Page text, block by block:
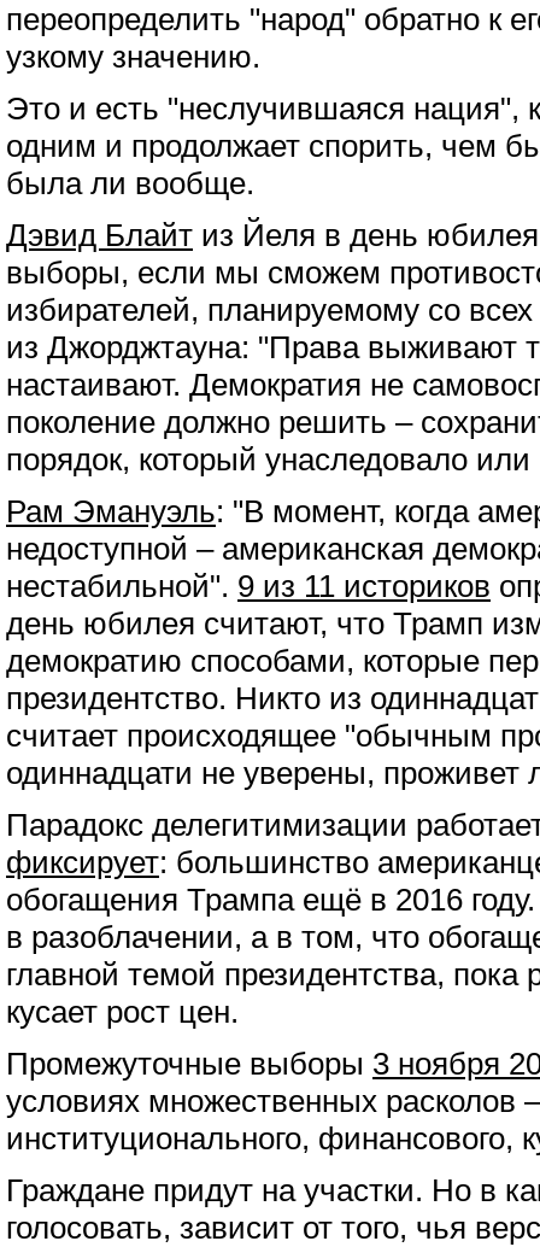
переопределить "народ" обратно к
узкому значению.
Это и есть "неслучившаяся нация",
одним и продолжает спорить, чем
была ли вообще.
Дэвид Блайт из Йеля в день
выборы, если мы сможем
избирателей, планируемому со
из Джорджтауна: "Права выживают
настаивают. Демократия не
поколение должно решить –
порядок, который унаследовало или
Рам Эмануэль: "В момент, когда
недоступной – американская
нестабильной". 9 из 11 историков
день юбилея считают, что Трамп
демократию способами, которые
президентство. Никто из
считает происходящее "обычным
одиннадцати не уверены, проживет
Парадокс делегитимизации
фиксирует: большинство
обогащения Трампа ещё в 2016
в разоблачении, а в том, что
главной темой президентства, пока
кусает рост цен.
Промежуточные выборы 3 ноября
условиях множественных расколов
институционального, финансового,
Граждане придут на участки. Но в
голосовать, зависит от того, чья